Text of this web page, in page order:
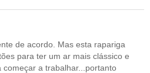
de acordo. Mas esta rapariga
para ter um ar mais clássico e
começar a trabalhar...portanto